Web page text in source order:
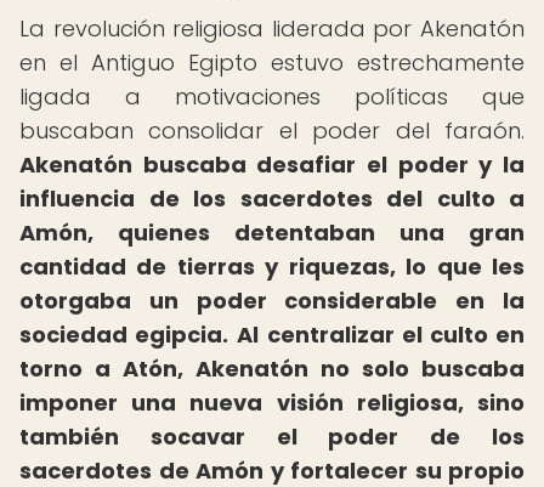
La revolución religiosa liderada por Akenatón
en el Antiguo Egipto estuvo estrechamente
ligada a motivaciones políticas que
buscaban consolidar el poder del faraón.
Akenatón buscaba desafiar el poder y la
influencia de los sacerdotes del culto a
Amón, quienes detentaban una gran
cantidad de tierras y riquezas, lo que les
otorgaba un poder considerable en la
sociedad egipcia. Al centralizar el culto en
torno a Atón, Akenatón no solo buscaba
imponer una nueva visión religiosa, sino
también socavar el poder de los
sacerdotes de Amón y fortalecer su propio